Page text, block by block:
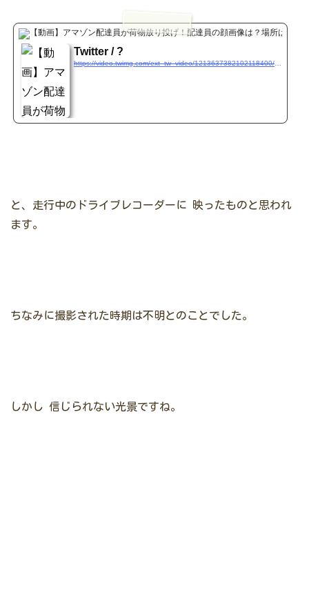
Twitter / ?
と、走行中のドライブレコーダーに 映ったものと思われ
ます。
ちなみに撮影された時期は不明とのことでした。
しかし 信じられない光景ですね。